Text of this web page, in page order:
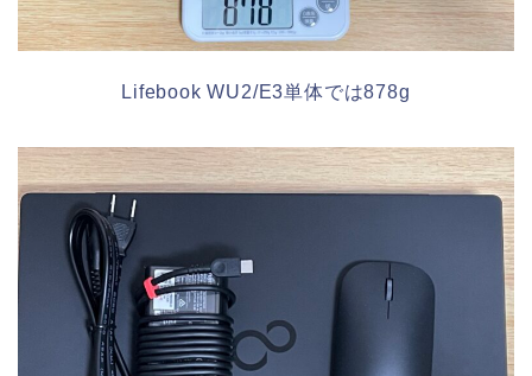
Lifebook WU2/E3単体では878g